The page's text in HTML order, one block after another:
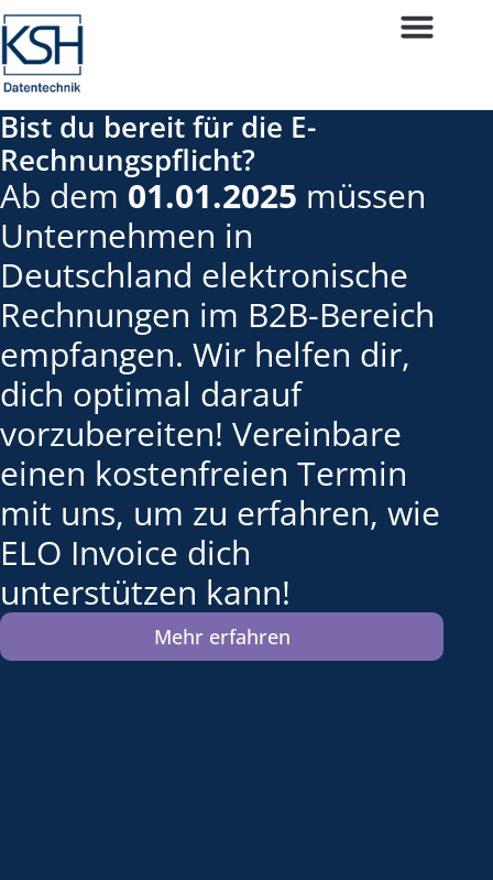
Bist du bereit für die E-
Rechnungspflicht?
Ab dem 01.01.2025 müssen
Unternehmen in
Deutschland elektronische
Rechnungen im B2B-Bereich
empfangen. Wir helfen dir,
dich optimal darauf
vorzubereiten! Vereinbare
einen kostenfreien Termin
mit uns, um zu erfahren, wie
ELO Invoice dich
unterstützen kann!
Mehr erfahren